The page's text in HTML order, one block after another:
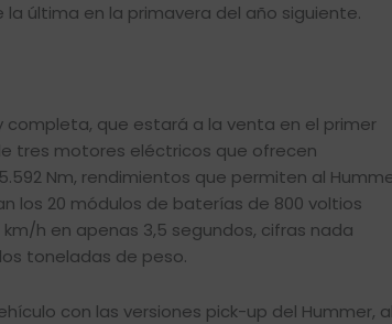
última en la primavera del año siguiente.
completa, que estará a la venta en el primer
tres motores eléctricos que ofrecen
Nm, rendimientos que permiten al
los 20 módulos de baterías de 800 voltios
h en apenas 3,5 segundos, cifras nada
toneladas de peso.
con las versiones pick-up del Hummer, al